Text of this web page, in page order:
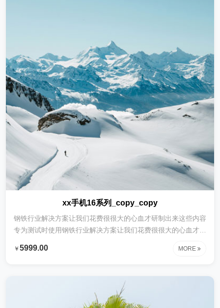
xx手机16系列_copy_copy
钢铁行业解决方案让我们花费很很大的心血才研制出来这些内容
专为测试时使用钢铁行业解决方案让我们花费很很大的心血才研
钢铁行业解决方案让我们花费很很大的心血才研制出来这些内容
专为测试时使用钢铁行业解决方案让我们花费很很大的心血才研
制出来这些内容专为测试时使用
￥ 5999.00 MORE